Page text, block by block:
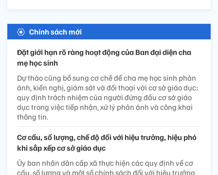
Chính sách mới
Đặt giới hạn rõ ràng hoạt động của Ban đại diện cha
mẹ học sinh
Dự thảo cũng bổ sung cơ chế để cha mẹ học sinh phản
ánh, kiến nghị, giám sát và đối thoại với cơ sở giáo dục;
quy định trách nhiệm của người đứng đầu cơ sở giáo
dục trong việc tiếp nhận, xử lý phản ánh và công khai
thông tin.
Cơ cấu, số lượng, chế độ đối với hiệu trưởng, hiệu phó
khi sắp xếp cơ sở giáo dục
Ủy ban nhân dân cấp xã thực hiện các quy định về cơ
cấu, số lượng và một số chính sách đối với hiệu trưởng,